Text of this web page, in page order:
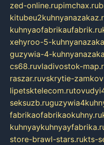
zed-online.rupimchax.ru
kuhnyaofabrikaufabrik.ru
xehyroo-5-
guzywia-4-
cs68.ruvladivostok-
raszar.ruvskrytie-
lipetsktelecom.ru
seksuzb.ru
fabrikaofabrikaokuhny.ru
store-brawl-stars.rukts-